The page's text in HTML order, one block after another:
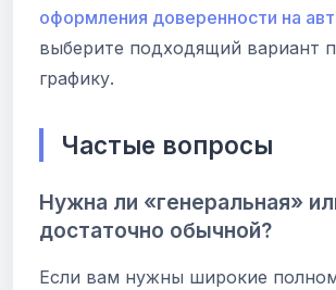
оформления доверенности на
выберите подходящий вариант
графику.
Частые вопросы
Нужна ли «генеральная»
достаточно обычной?
Если вам нужны широкие